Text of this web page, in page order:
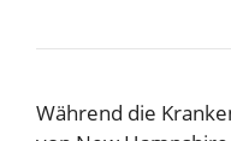
Während die